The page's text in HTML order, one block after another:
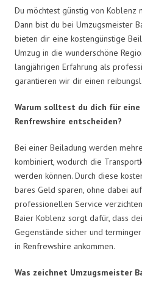
Du möchtest günstig von Koblenz
Dann bist du bei Umzugsmeister
bieten dir eine kostengünstige
Umzug in die wunderschöne
langjährigen Erfahrung als
garantieren wir dir einen
Warum solltest du dich für eine
Renfrewshire entscheiden?
Bei einer Beiladung werden
kombiniert, wodurch die
werden können. Durch diese
bares Geld sparen, ohne dabei
professionellen Service
Baier Koblenz sorgt dafür, dass
Gegenstände sicher und
in Renfrewshire ankommen.
Was zeichnet Umzugsmeister